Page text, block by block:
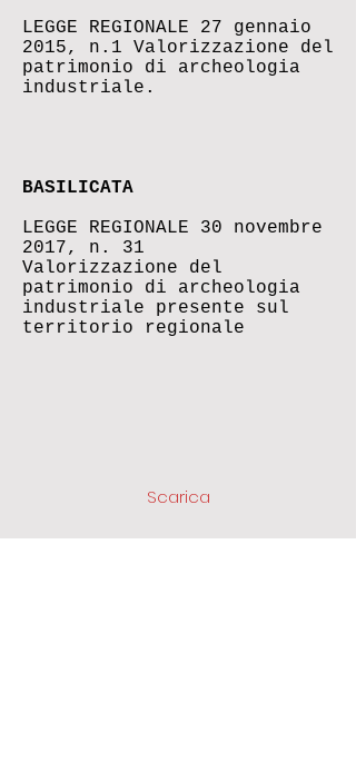
LEGGE REGIONALE 27 gennaio
2015, n.1 Valorizzazione del
patrimonio di archeologia
industriale.
BASILICATA
LEGGE REGIONALE 30 novembre
2017, n. 31
Valorizzazione del
patrimonio di archeologia
industriale presente sul
territorio regionale
Scarica